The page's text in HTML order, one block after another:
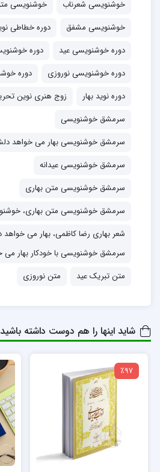
سرمشق‌های بهاری داره رو بگیرین
اون رو با خط زیبا بنویسین.
خوشنویسی شعرناب
خوشنویسی
خوشنویسی مشفق
دوره خطاطی
دوره خوشنویسی عید
دوره
دوره خوشنویسی نوروزی
دوره
دوره نوید بهار
زوج هنری نوین
سرمشق خوشنویسی
سرمشق خوشنویسی بهار می خواهد
سرمشق خوشنویسی عیدانه
سرمشق خوشنویسی متن بهاری
سرمشق خوشنویسی متن بهاری،
شعر بهاری رضا کاظمی، بهار می
سرمشق خوشنویسی با خودکار بهار
متن تبریک عید
متن نوروزی
شاید اینها را هم دوست داشته باشید
٪97